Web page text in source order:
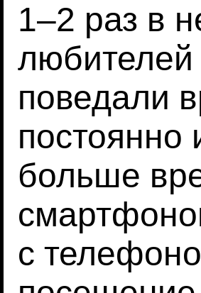
1–2 раз в
любителей
поведали
постоянно
больше
с